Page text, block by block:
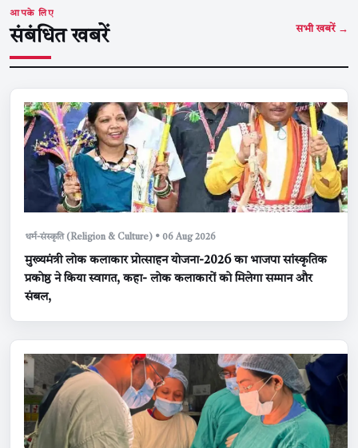
आपके लिए
संबंधित खबरें सभी खबरें →
धर्म-संस्कृति (Religion & Culture) • 06 Aug 2026
मुख्यमंत्री लोक कलाकार प्रोत्साहन योजना-2026 का भाजपा सांस्कृतिक
प्रकोष्ठ ने किया स्वागत, कहा- लोक कलाकारों को मिलेगा सम्मान और
संबल,